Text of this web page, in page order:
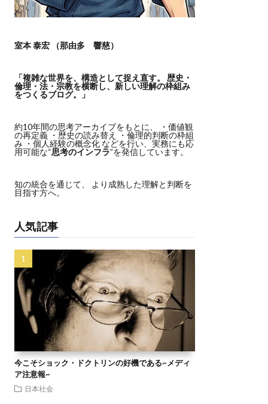
室本 泰宏 （那由多 響慈）
「複雑な世界を、構造として捉え直す。
歴史・
倫理・法・宗教を横断し、新しい理解の枠組み
をつくるブログ。」
約10年間の思考アーカイブをもとに、 ・価値観
の再定義 ・歴史の読み替え ・倫理的判断の枠組
み ・個人経験の概念化 などを行い、実務にも応
用可能な“思考のインフラ”を発信しています。
知の統合を通じて、 より成熟した理解と判断を
目指す方へ。
人気記事
今こそショック・ドクトリンの好機である~メディ
ア注意報~
日本社会